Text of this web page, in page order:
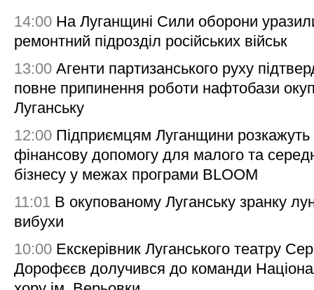
14:00 На Луганщині Сили оборони
ремонтний підрозділ російських військ
13:00 Агенти партизанського руху
повне припинення роботи нафтобази
Луганську
12:00 Підприємцям Луганщини розкажуть
фінансову допомогу для малого та
бізнесу у межах програми BLOOM
11:01 В окупованому Луганську зранку
вибухи
10:00 Екскерівник Луганського театру
Дорофєєв долучився до команди